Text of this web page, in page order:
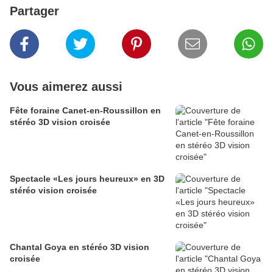
Partager
Vous aimerez aussi
Fête foraine Canet-en-Roussillon en
stéréo 3D vision croisée
Spectacle «Les jours heureux» en 3D
stéréo vision croisée
Chantal Goya en stéréo 3D vision
croisée